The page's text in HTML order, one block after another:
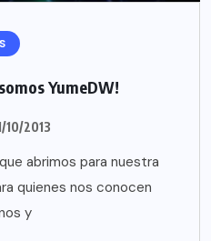
YumeDW!
10/2013
abrimos para nuestra
quienes nos conocen
y